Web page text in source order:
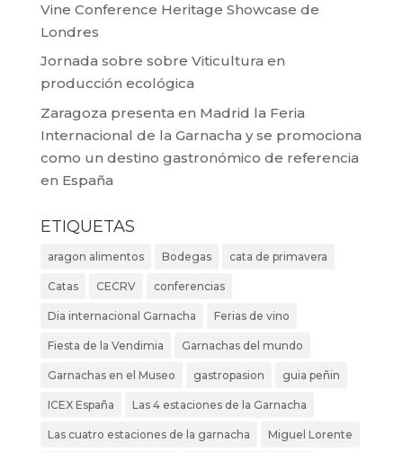
Vine Conference Heritage Showcase de
Londres
Jornada sobre sobre Viticultura en
producción ecológica
Zaragoza presenta en Madrid la Feria
Internacional de la Garnacha y se promociona
como un destino gastronómico de referencia
en España
ETIQUETAS
aragon alimentos Bodegas cata de primavera
Catas CECRV conferencias
Dia internacional Garnacha Ferias de vino
Fiesta de la Vendimia Garnachas del mundo
Garnachas en el Museo gastropasion guia peñin
ICEX España Las 4 estaciones de la Garnacha
Las cuatro estaciones de la garnacha Miguel Lorente